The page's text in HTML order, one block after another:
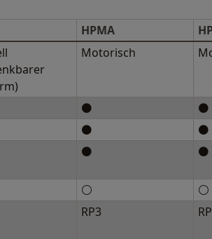
HPMA
Motorisch
⚫ ⚫
⚫ ⚫
⚫ ⚫
⚪ ⚪
RP3